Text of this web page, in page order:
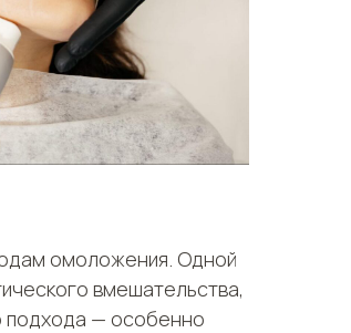
омоложения. Одной
вмешательства,
подхода — особенно